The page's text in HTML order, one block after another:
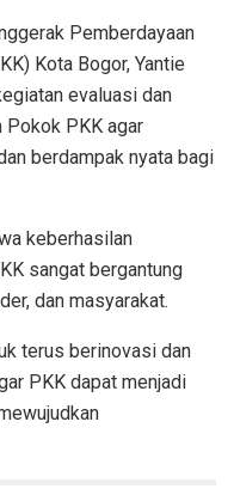
Pemberdayaan
Kota Bogor, Yantie
evaluasi dan
Pokok PKK agar
berdampak nyata bagi
keberhasilan
sangat bergantung
dan masyarakat.
terus berinovasi dan
PKK dapat menjadi